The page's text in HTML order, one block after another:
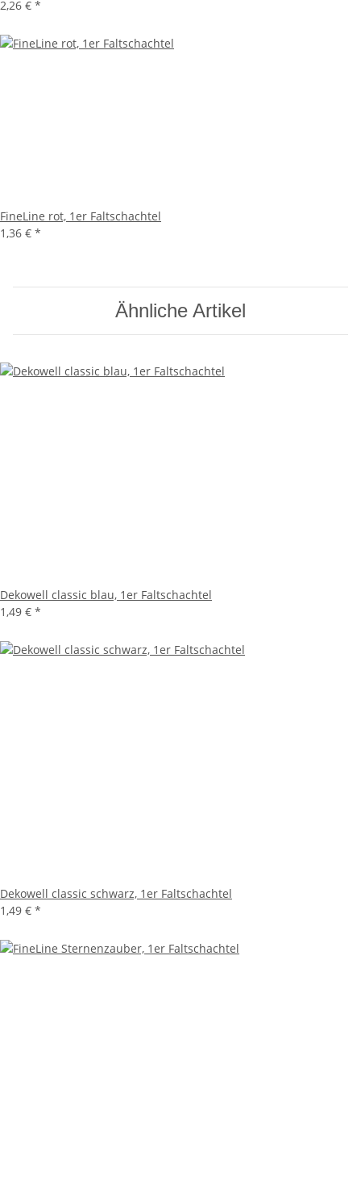
2,26 € *
FineLine rot, 1er Faltschachtel
1,36 € *
Ähnliche Artikel
Dekowell classic blau, 1er Faltschachtel
1,49 € *
Dekowell classic schwarz, 1er Faltschachtel
1,49 € *